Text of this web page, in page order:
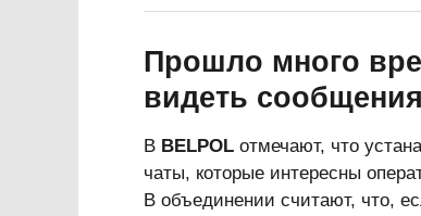
Прошло много
видеть
В BELPOL отмечают, что
чаты, которые интересны
В объединении считают, что,